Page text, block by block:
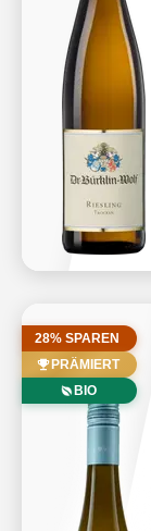
28% SPAREN
PRÄMIERT
BIO